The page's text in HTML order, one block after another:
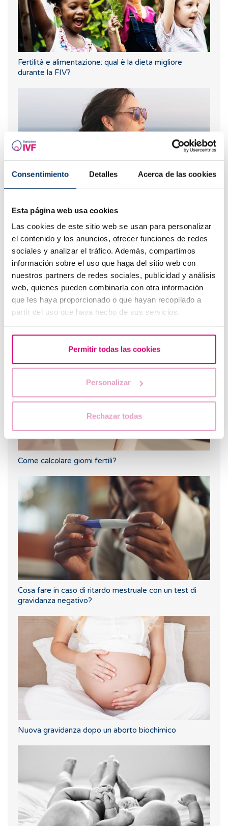
Consentimiento Detalles Acerca de las cookies
Esta página web usa cookies
Las cookies de este sitio web se usan para personalizar
el contenido y los anuncios, ofrecer funciones de redes
sociales y analizar el tráfico. Además, compartimos
información sobre el uso que haga del sitio web con
nuestros partners de redes sociales, publicidad y análisis
web, quienes pueden combinarla con otra información
que les haya proporcionado o que hayan recopilado a
partir del uso que haya hecho de sus servicios.
Permitir todas las cookies
Personalizar
Rechazar todas
Fertilità e alimentazione: qual è la dieta migliore
durante la FIV?
Come calcolare giorni fertili?
Cosa fare in caso di ritardo mestruale con un test di
gravidanza negativo?
Nuova gravidanza dopo un aborto biochimico